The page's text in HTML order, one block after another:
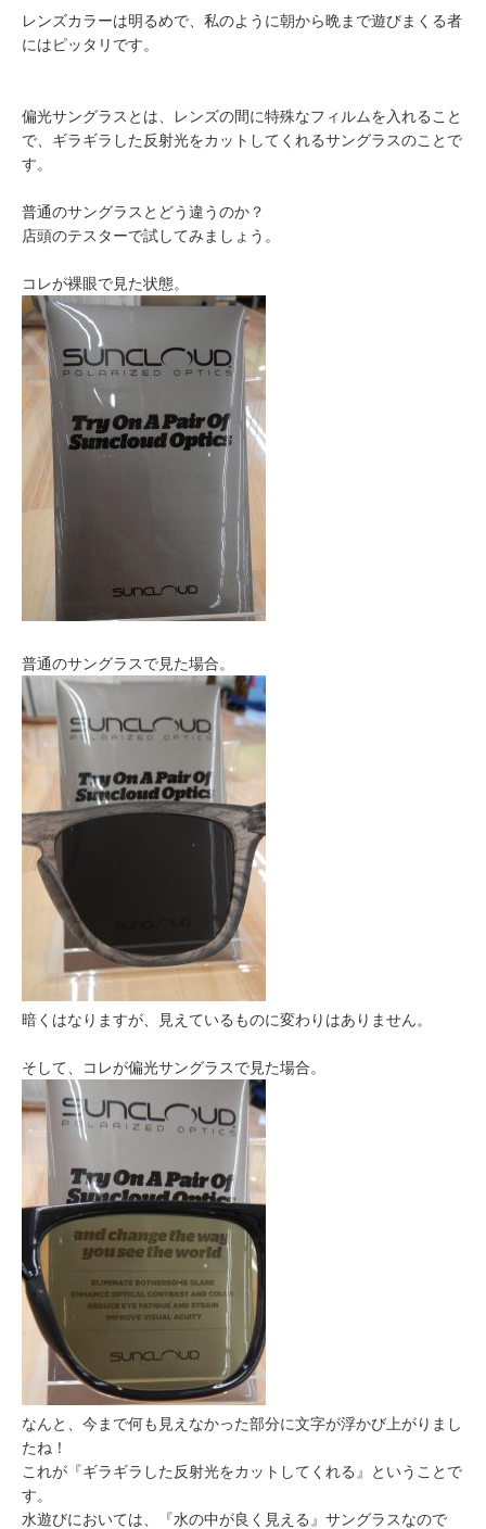
レンズカラーは明るめで、私のように朝から晩まで遊びまくる者
にはピッタリです。
偏光サングラスとは、レンズの間に特殊なフィルムを入れること
で、ギラギラした反射光をカットしてくれるサングラスのことで
す。
普通のサングラスとどう違うのか？
店頭のテスターで試してみましょう。
コレが裸眼で見た状態。
普通のサングラスで見た場合。
暗くはなりますが、見えているものに変わりはありません。
そして、コレが偏光サングラスで見た場合。
なんと、今まで何も見えなかった部分に文字が浮かび上がりまし
たね！
これが『ギラギラした反射光をカットしてくれる』ということで
す。
水遊びにおいては、『水の中が良く見える』サングラスなので